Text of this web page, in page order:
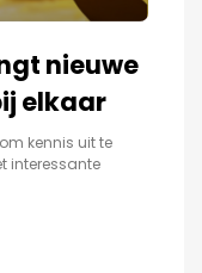
nieuwe
elkaar
kennis uit te
interessante